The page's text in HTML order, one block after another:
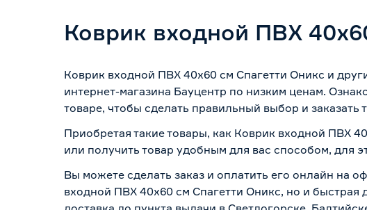
Коврик входной ПВХ
Коврик входной ПВХ 40х60 см Спагетти Оникс и
интернет-магазина Бауцентр по низким ценам.
товаре, чтобы сделать правильный выбор и заказать
Приобретая такие товары, как Коврик входной ПВХ
или получить товар удобным для вас способом, для
Вы можете сделать заказ и оплатить его онлайн на
входной ПВХ 40х60 см Спагетти Оникс, но и